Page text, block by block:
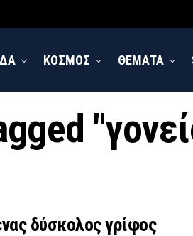
ΚΟΣΜΟΣ ΘΕΜΑΤΑ
δύσκολος γρίφος